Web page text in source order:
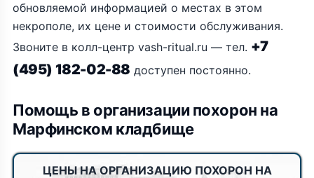
обновляемой информацией о местах в этом
некрополе, их цене и стоимости обслуживания.
Звоните в колл-центр vash-ritual.ru — тел. +7
(495) 182-02-88 доступен постоянно.
Помощь в организации похорон на
Марфинском кладбище
ЦЕНЫ НА ОРГАНИЗАЦИЮ ПОХОРОН НА